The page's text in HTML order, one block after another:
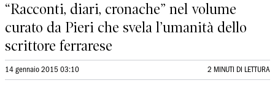
“Racconti, diari, cronache” nel volume
curato da Pieri che svela l’umanità dello
scrittore ferrarese
14 gennaio 2015 03:10 2 MINUTI DI LETTURA